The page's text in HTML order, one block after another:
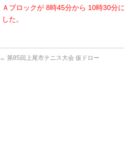
Ａブロックが 8時45分から 10時30分
した。
← 第85回上尾市テニス大会 仮ドロー